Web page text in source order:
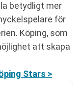
betydligt mer
för
Köping, som
att skapa
Stars >